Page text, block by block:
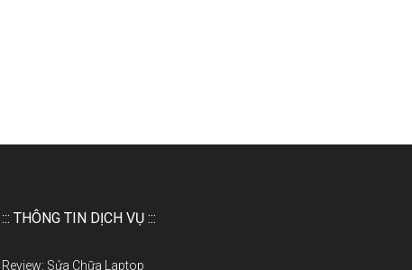
::: THÔNG TIN DỊCH VỤ :::
Review: Sửa Chữa Laptop